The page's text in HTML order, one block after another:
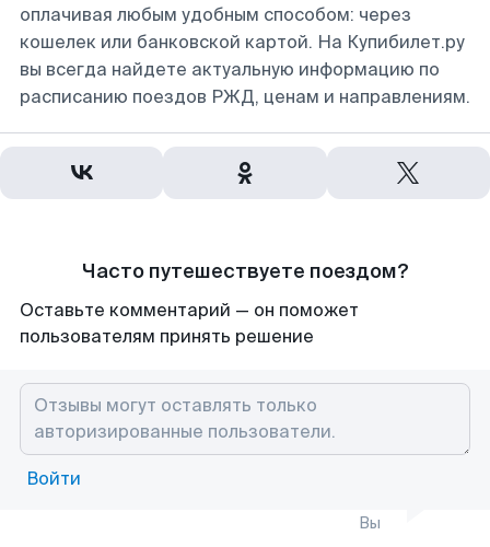
оплачивая любым удобным способом: через
кошелек или банковской картой. На Купибилет.ру
вы всегда найдете актуальную информацию по
расписанию поездов РЖД, ценам и направлениям.
Часто путешествуете поездом?
Оставьте комментарий — он поможет
пользователям принять решение
Войти
Вы